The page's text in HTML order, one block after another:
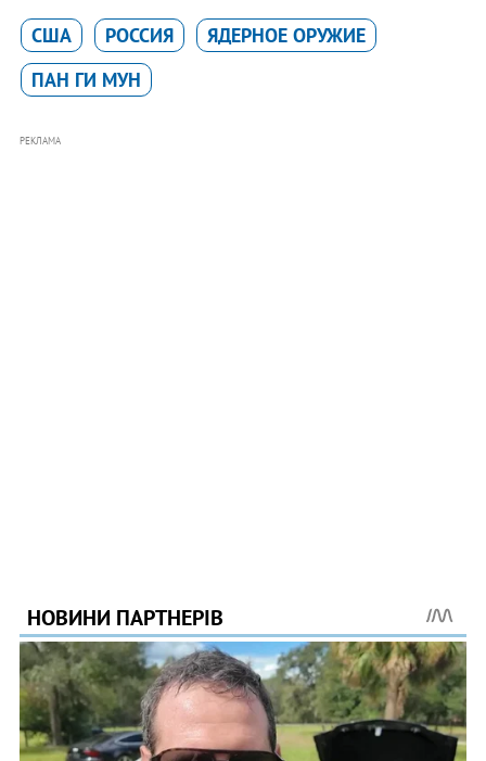
США РОССИЯ
ЯДЕРНОЕ ОРУЖИЕ
ПАН ГИ МУН
РЕКЛАМА